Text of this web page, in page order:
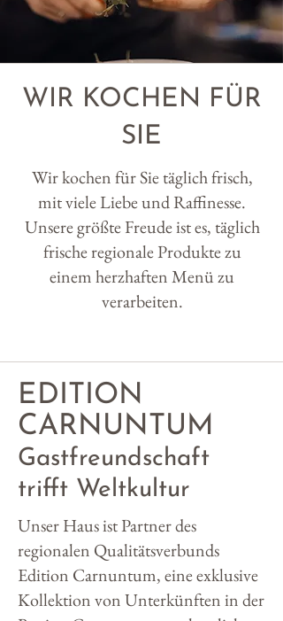
WIR KOCHEN FÜR
SIE
Wir kochen für Sie täglich frisch,
mit viele Liebe und Raffinesse.
Unsere größte Freude ist es, täglich
frische regionale Produkte zu
einem herzhaften Menü zu
verarbeiten.
EDITION
CARNUNTUM
Gastfreundschaft
trifft Weltkultur
Unser Haus ist Partner des
regionalen Qualitätsverbunds
Edition Carnuntum, eine exklusive
Kollektion von Unterkünften in der